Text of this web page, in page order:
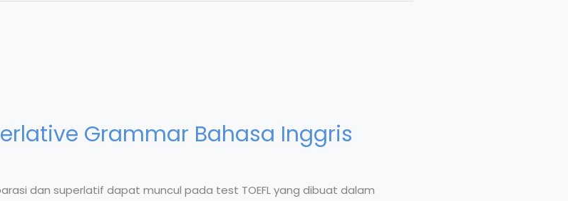
Grammar Bahasa Inggris
dan superlatif dapat muncul pada test TOEFL yang dibuat dalam